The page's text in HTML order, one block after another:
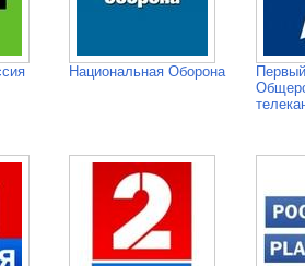
Национальная Оборона